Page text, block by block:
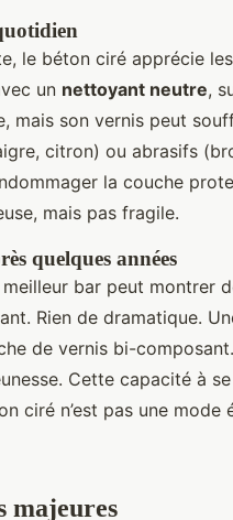
le béton ciré apprécie
un nettoyant neutre,
mais son vernis peut
citron) ou abrasifs
la couche
mais pas fragile.
quelques années
bar peut montrer
Rien de dramatique.
de vernis bi-
Cette capacité à
ciré n’est pas une mode
majeures